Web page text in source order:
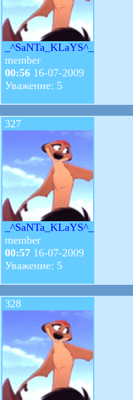
_^SaNTa_KLaYS^_
member
00:56 16-07-2009
Уважение: 5
327
_^SaNTa_KLaYS^_
member
00:57 16-07-2009
Уважение: 5
328